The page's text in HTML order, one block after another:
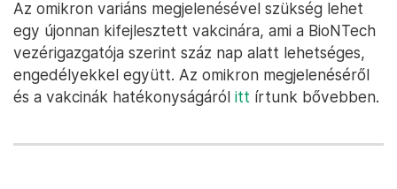
Az omikron variáns megjelenésével szükség lehet
egy újonnan kifejlesztett vakcinára, ami a BioNTech
vezérigazgatója szerint száz nap alatt lehetséges,
engedélyekkel együtt. Az omikron megjelenéséről
és a vakcinák hatékonyságáról itt írtunk bővebben.